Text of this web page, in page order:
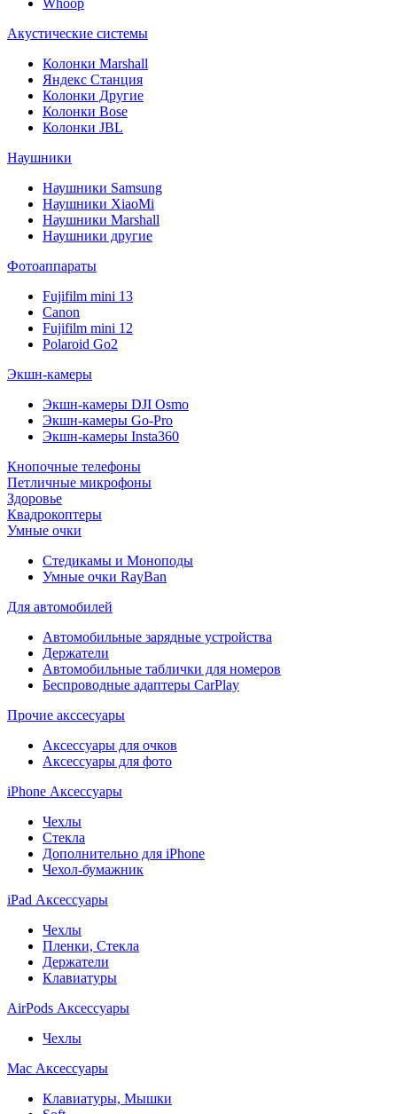
Whoop
Акустические системы
Колонки Marshall
Яндекс Станция
Колонки Другие
Колонки Bose
Колонки JBL
Наушники
Наушники Samsung
Наушники XiaoMi
Наушники Marshall
Наушники другие
Фотоаппараты
Fujifilm mini 13
Canon
Fujifilm mini 12
Polaroid Go2
Экшн-камеры
Экшн-камеры DJI Osmo
Экшн-камеры Go-Pro
Экшн-камеры Insta360
Кнопочные телефоны
Петличные микрофоны
Здоровье
Квадрокоптеры
Умные очки
Стедикамы и Моноподы
Умные очки RayBan
Для автомобилей
Автомобильные зарядные устройства
Держатели
Автомобильные таблички для номеров
Беспроводные адаптеры CarPlay
Прочие акссесуары
Аксессуары для очков
Аксессуары для фото
iPhone Аксессуары
Чехлы
Стекла
Дополнительно для iPhone
Чехол-бумажник
iPad Аксессуары
Чехлы
Пленки, Стекла
Держатели
Клавиатуры
AirPods Аксессуары
Чехлы
Mac Аксессуары
Клавиатуры, Мышки